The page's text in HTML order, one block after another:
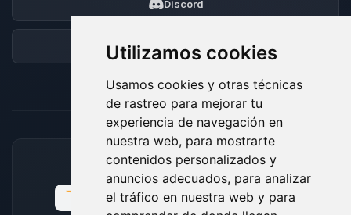
Utilizamos cookies
Usamos cookies y otras técnicas
de rastreo para mejorar tu
experiencia de navegación en
nuestra web, para mostrarte
contenidos personalizados y
anuncios adecuados, para analizar
el tráfico en nuestra web y para
Discord
Foro
MÉTODOS DE PAGO ACEPTADOS